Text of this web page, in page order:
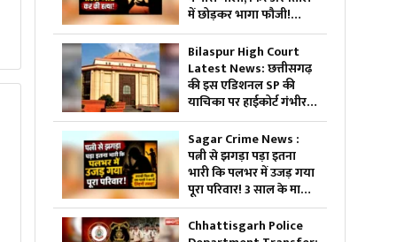
में छोड़कर भागा फौजी!
इलाज का नाटक करते-करते
खुल गया खौफनाक सच
Bilaspur High Court
Latest News: छत्तीसगढ़
की इस एडिशनल SP की
याचिका पर हाईकोर्ट गंभीर..
तबादला आदेश पर लगाई
रोक, ‘वरिष्ठता के सिद्धांत’ की
अनदेखी का आरोप
Sagar Crime News :
पत्नी से झगड़ा पड़ा इतना
भारी कि पलभर में उजड़ गया
पूरा परिवार! 3 साल के मासूम
के साथ हो गया बड़ा हादसा
Chhattisgarh Police